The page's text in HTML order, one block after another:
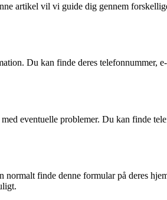
artikel vil vi guide dig gennem
Du kan finde deres telefonnummer,
eventuelle problemer. Du kan finde
finde denne formular på deres